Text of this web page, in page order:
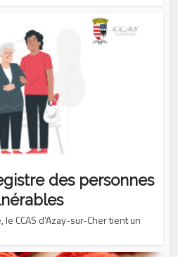
des personnes
CCAS d’Azay-sur-Cher tient un